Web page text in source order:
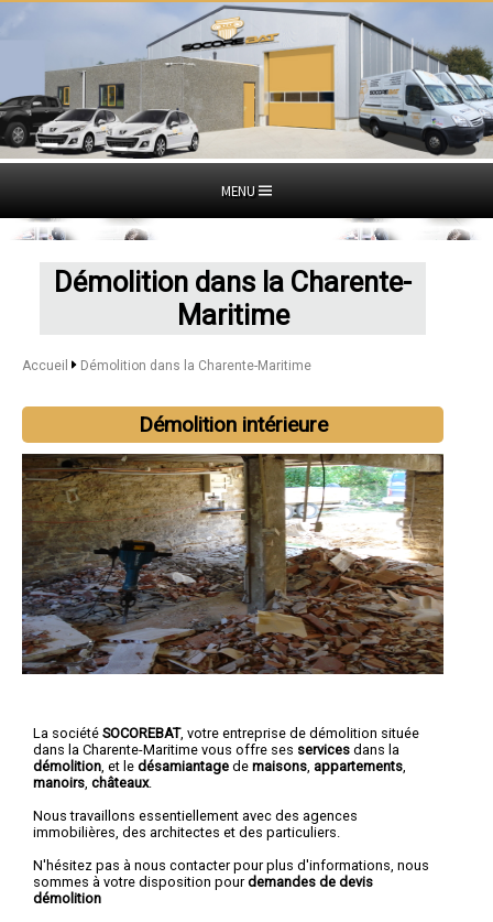
MENU
Démolition dans la Charente-
Maritime
Accueil Démolition dans la Charente-Maritime
Démolition intérieure
La société SOCOREBAT, votre entreprise de démolition située
dans la Charente-Maritime vous offre ses services dans la
démolition , et le désamiantage de maisons appartements
manoirs châteaux.
Nous travaillons essentiellement avec des agences
immobilières, des architectes et des particuliers.
N'hésitez pas à nous contacter pour plus d'informations, nous
sommes à votre disposition pourdemandes de devis
démolition